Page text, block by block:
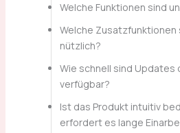
Welche Funktionen sind
Welche Zusatzfunktionen
nützlich?
Wie schnell sind Updates
verfügbar?
Ist das Produkt intuitiv
erfordert es lange